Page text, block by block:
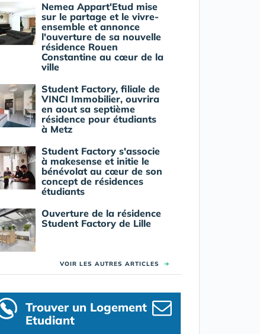
Nemea Appart'Etud mise
sur le partage et le vivre-
ensemble et annonce
l'ouverture de sa nouvelle
résidence Rouen
Constantine au cœur de la
ville
Student Factory, filiale de
VINCI Immobilier, ouvrira
en aout sa septième
résidence pour étudiants
à Metz
Student Factory s'associe
à makesense et initie le
bénévolat au cœur de son
concept de résidences
étudiants
Ouverture de la résidence
Student Factory de Lille
VOIR LES AUTRES ARTICLES ➜
Trouver un Logement
Etudiant